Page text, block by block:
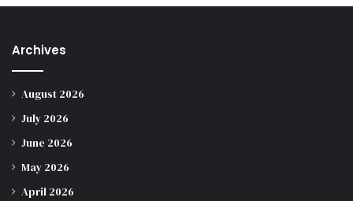
Archives
August 2026
July 2026
June 2026
May 2026
April 2026